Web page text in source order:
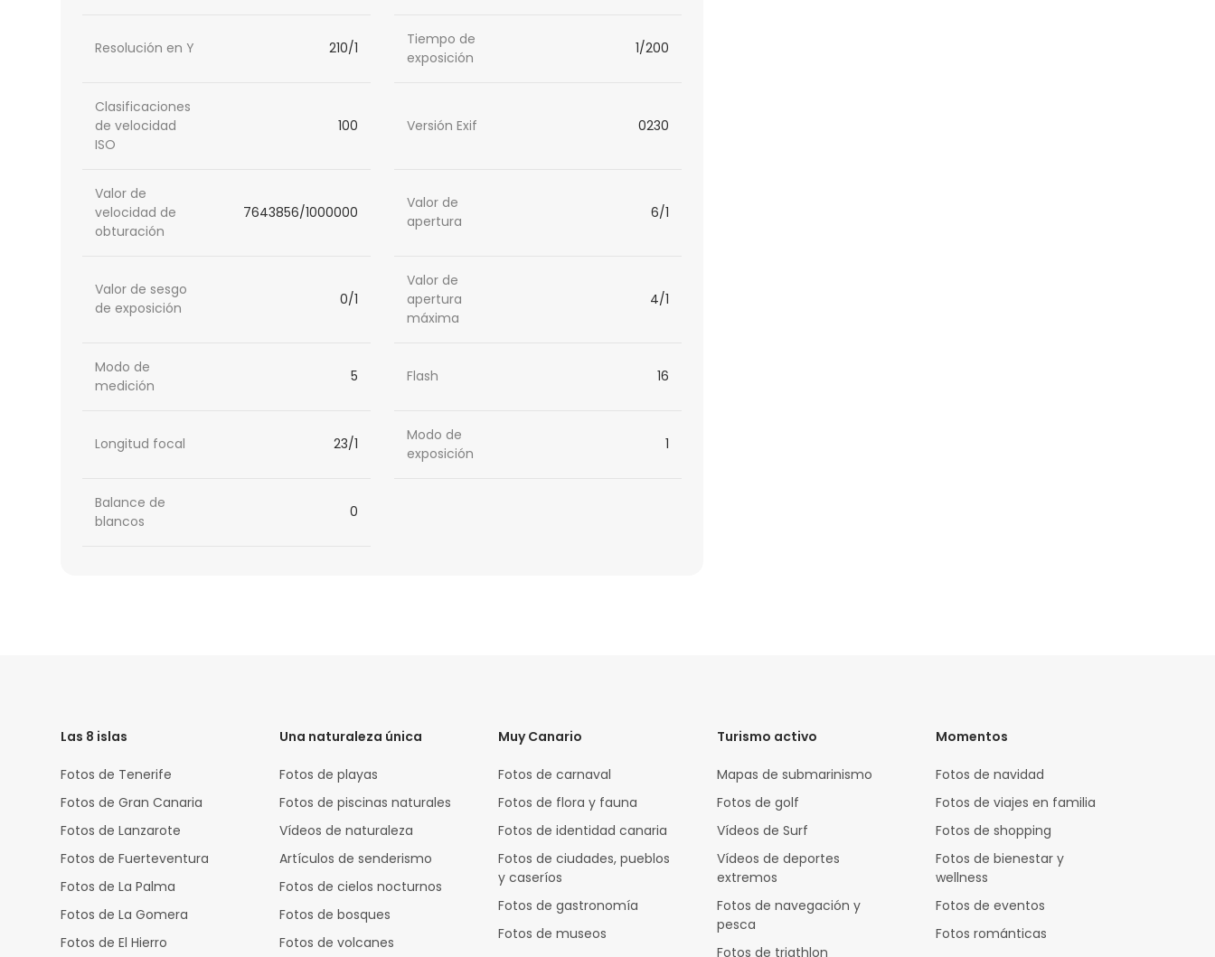
Resolución en Y 210/1
Tiempo de
exposición
1/200
Clasificaciones
de velocidad
ISO
100 Versión Exif 0230
Valor de
velocidad de
obturación
7643856/1000000
Valor de
apertura
6/1
Valor de sesgo
de exposición
0/1
Valor de
apertura
máxima
4/1
Modo de
medición
5 Flash 16
Longitud focal 23/1
Modo de
exposición
1
Balance de
blancos
0
Las 8 islas
Fotos de Tenerife
Fotos de Gran Canaria
Fotos de Lanzarote
Fotos de Fuerteventura
Fotos de La Palma
Fotos de La Gomera
Fotos de El Hierro
Una naturaleza única
Fotos de playas
Fotos de piscinas naturales
Vídeos de naturaleza
Artículos de senderismo
Fotos de cielos nocturnos
Fotos de bosques
Fotos de volcanes
Muy Canario
Fotos de carnaval
Fotos de flora y fauna
Fotos de identidad canaria
Fotos de ciudades, pueblos
y caseríos
Fotos de gastronomía
Fotos de museos
Turismo activo
Mapas de submarinismo
Fotos de golf
Vídeos de Surf
Vídeos de deportes
extremos
Fotos de navegación y
pesca
Fotos de triathlon
Momentos
Fotos de navidad
Fotos de viajes en familia
Fotos de shopping
Fotos de bienestar y
wellness
Fotos de eventos
Fotos románticas